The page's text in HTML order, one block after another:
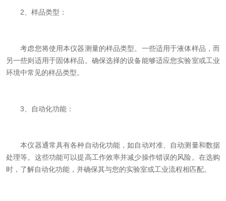
2、样品类型：
考虑您将使用本仪器测量的样品类型。一些适用于液体样品，而
另一些则适用于固体样品。确保选择的设备能够适应您实验室或工业
环境中常见的样品类型。
3、自动化功能：
本仪器通常具有各种自动化功能，如自动对准、自动测量和数据
处理等。这些功能可以提高工作效率并减少操作错误的风险。在选购
时，了解自动化功能，并确保其与您的实验室或工业流程相匹配。